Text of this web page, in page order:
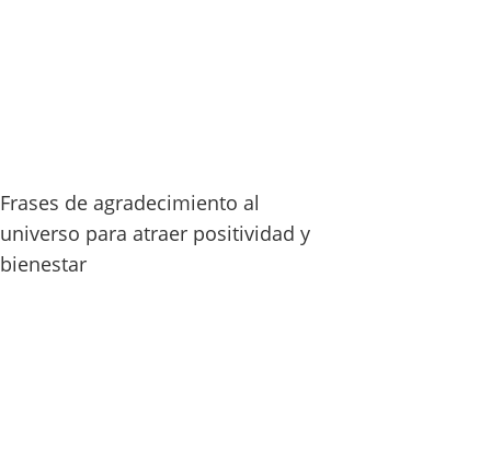
Frases de agradecimiento al
universo para atraer positividad y
bienestar